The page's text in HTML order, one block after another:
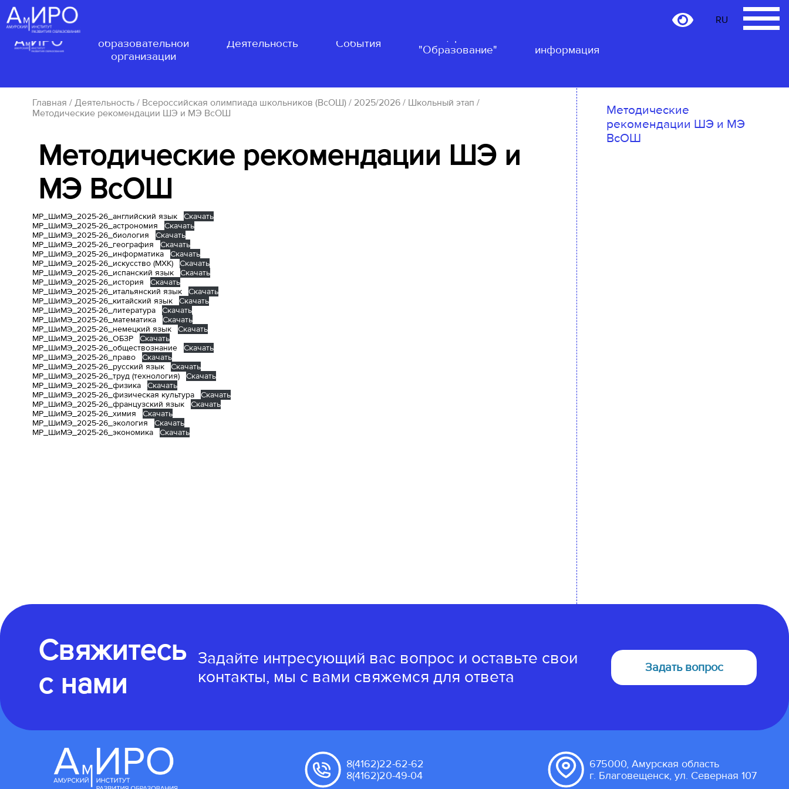
образовательной
организации
Деятельность События
"Образование"
информация
RU
Главная / Деятельность/ Всероссийская олимпиада школьников (ВсОШ)/ 2025/2026/ Школьный этап /
Методические рекомендации ШЭ и МЭ ВсОШ
Методические рекомендации ШЭ и
МЭ ВсОШ
МР_ШиМЭ_2025-26_английский язык
Скачать
МР_ШиМЭ_2025-26_астрономия
Скачать
МР_ШиМЭ_2025-26_биология
Скачать
МР_ШиМЭ_2025-26_география
Скачать
МР_ШиМЭ_2025-26_информатика
Скачать
МР_ШиМЭ_2025-26_искусство (МХК)
Скачать
МР_ШиМЭ_2025-26_испанский язык
Скачать
МР_ШиМЭ_2025-26_история
Скачать
МР_ШиМЭ_2025-26_итальянский язык
Скачать
МР_ШиМЭ_2025-26_китайский язык
Скачать
МР_ШиМЭ_2025-26_литература
Скачать
МР_ШиМЭ_2025-26_математика
Скачать
МР_ШиМЭ_2025-26_немецкий язык
Скачать
МР_ШиМЭ_2025-26_ОБЗР
Скачать
МР_ШиМЭ_2025-26_обществознание
Скачать
МР_ШиМЭ_2025-26_право
Скачать
МР_ШиМЭ_2025-26_русский язык
Скачать
МР_ШиМЭ_2025-26_труд (технология)
Скачать
МР_ШиМЭ_2025-26_физика
Скачать
МР_ШиМЭ_2025-26_физическая культура
Скачать
МР_ШиМЭ_2025-26_французский язык
Скачать
МР_ШиМЭ_2025-26_химия
Скачать
МР_ШиМЭ_2025-26_экология
Скачать
МР_ШиМЭ_2025-26_экономика
Скачать
Методические
рекомендации ШЭ и МЭ
ВсОШ
Свяжитесь
с нами
Задайте интресующий вас вопрос и оставьте свои
контакты, мы с вами свяжемся для ответа
Задать вопрос
8(4162)22-62-62
8(4162)20-49-04
675000, Амурская область
г. Благовещенск, ул. Северная 107